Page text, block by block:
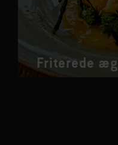
Friterede æg